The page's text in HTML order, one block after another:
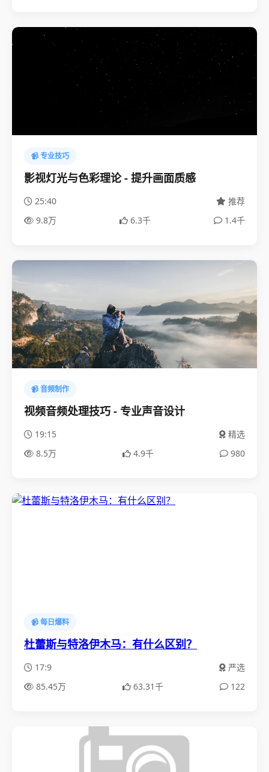
📹 专业技巧
影视灯光与色彩理论 - 提升画面质感
25:40
推荐
9.8万
6.3千 1.4千
📹 音频制作
视频音频处理技巧 - 专业声音设计
19:15
精选
8.5万
4.9千 980
📹 每日爆料
杜蕾斯与特洛伊木马：有什么区别？
17:9
严选
85.45万
63.31千 122